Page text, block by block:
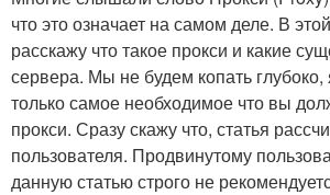
что это означает на самом деле. В
расскажу что такое прокси и какие
сервера. Мы не будем копать
только самое необходимое что вы
прокси. Сразу скажу что, статья
пользователя. Продвинутому
данную статью строго не